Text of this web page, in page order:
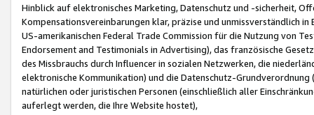
Hinblick auf elektronisches Marketing, Datenschutz und -sicherheit,
Kompensationsvereinbarungen klar, präzise und unmissverständlich
US-amerikanischen Federal Trade Commission für die Nutzung von
Endorsement and Testimonials in Advertising), das französische
des Missbrauchs durch Influencer in sozialen Netzwerken, die
elektronische Kommunikation) und die Datenschutz-
natürlichen oder juristischen Personen (einschließlich aller
auferlegt werden, die Ihre Website hostet),